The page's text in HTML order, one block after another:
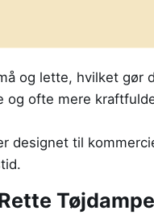
og lette, hvilket gør
og ofte mere
designet til